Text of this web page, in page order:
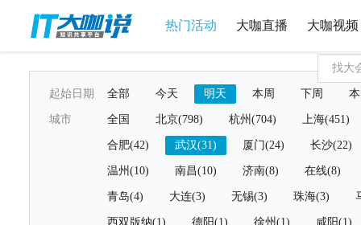
热门活动 大咖直播 大咖视频
起始日期 全部 今天 明天 本周 下周
城市 全国 北京(798) 杭州(704) 上海(451)
合肥(42) 武汉(31) 厦门(24) 长沙(22)
温州(10) 南昌(10) 济南(8) 在线(8)
青岛(4) 大连(3) 无锡(3) 珠海(3)
西双版纳(1) 德阳(1) 徐州(1) 咸阳(1)